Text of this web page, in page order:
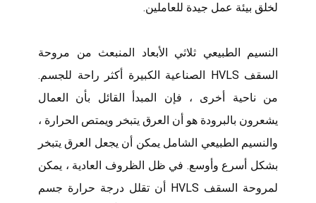
لخلق بيئة عمل جيدة للعاملين.
النسيم الطبيعي ثلاثي الأبعاد المنبعث من مروحة
السقف HVLS الصناعية الكبيرة أكثر راحة للجسم.
من ناحية أخرى ، فإن المبدأ القائل بأن العمال
يشعرون بالبرودة هو أن العرق يتبخر ويمتص الحرارة ،
والنسيم الطبيعي الشامل يمكن أن يجعل العرق يتبخر
بشكل أسرع وأوسع. في ظل الظروف العادية ، يمكن
لمروحة السقف HVLS أن تقلل درجة حرارة جسم